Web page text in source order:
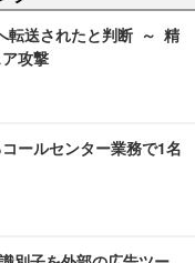
転送されたと判断 ～ 精
攻撃
ールセンター業務で1名